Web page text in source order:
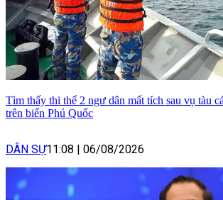
Tìm thấy thi thể 2 ngư dân mất tích sau vụ tàu
trên biển Phú Quốc
DÂN SỰ11:08 06/08/2026